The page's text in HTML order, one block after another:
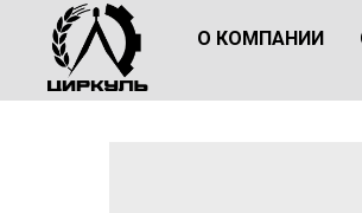
О КОМПАНИИ